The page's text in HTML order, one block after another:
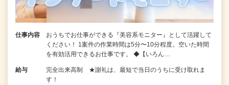
仕事内容
おうちでお仕事ができる『美容系モニター』として活躍して
ください！ 1案件の作業時間は5分〜10分程度。空いた時間
を有効活用できるお仕事です。 ◆【いろん…
給与
完全出来高制 ★謝礼は、最短で当日のうちに受け取れま
す！